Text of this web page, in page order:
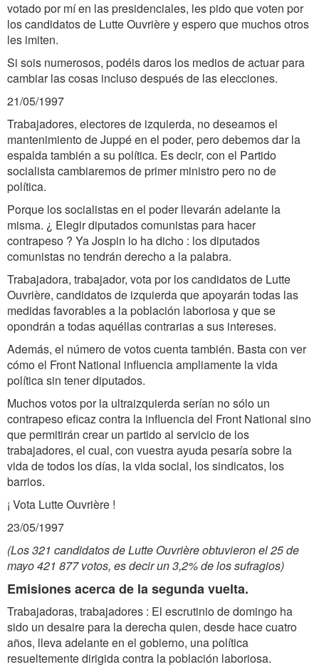
votado por mí en las presidenciales, les pido que voten por
los candidatos de Lutte Ouvrière y espero que muchos otros
les imiten.
Si sois numerosos, podéis daros los medios de actuar para
cambiar las cosas incluso después de las elecciones.
21/05/1997
Trabajadores, electores de izquierda, no deseamos el
mantenimiento de Juppé en el poder, pero debemos dar la
espalda también a su política. Es decir, con el Partido
socialista cambiaremos de primer ministro pero no de
política.
Porque los socialistas en el poder llevarán adelante la
misma. ¿ Elegir diputados comunistas para hacer
contrapeso ? Ya Jospin lo ha dicho : los diputados
comunistas no tendrán derecho a la palabra.
Trabajadora, trabajador, vota por los candidatos de Lutte
Ouvrière, candidatos de izquierda que apoyarán todas las
medidas favorables a la población laboriosa y que se
opondrán a todas aquéllas contrarias a sus intereses.
Además, el número de votos cuenta también. Basta con ver
cómo el Front National influencia ampliamente la vida
política sin tener diputados.
Muchos votos por la ultraizquierda serían no sólo un
contrapeso eficaz contra la influencia del Front National sino
que permitirán crear un partido al servicio de los
trabajadores, el cual, con vuestra ayuda pesaría sobre la
vida de todos los días, la vida social, los sindicatos, los
barrios.
¡ Vota Lutte Ouvrière !
23/05/1997
(Los 321 candidatos de Lutte Ouvrière obtuvieron el 25 de
mayo 421 877 votos, es decir un 3,2% de los sufragios)
Emisiones acerca de la segunda vuelta.
Trabajadoras, trabajadores : El escrutinio de domingo ha
sido un desaire para la derecha quien, desde hace cuatro
años, lleva adelante en el gobierno, una política
resueltemente dirigida contra la población laboriosa.